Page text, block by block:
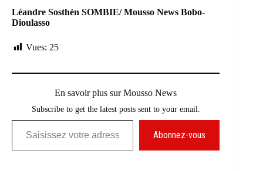
Léandre Sosthèn SOMBIE/ Mousso News Bobo-
Dioulasso
Vues: 25
En savoir plus sur Mousso News
Subscribe to get the latest posts sent to your email.
Saisissez votre adresse e-mail…
Abonnez-vous